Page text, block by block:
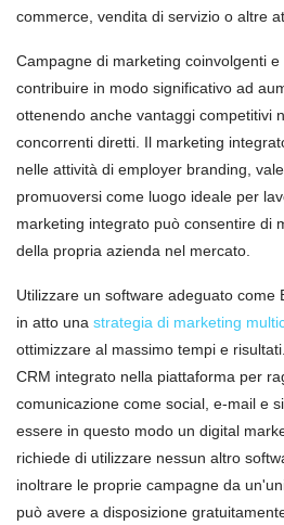
commerce, vendita di servizio o altre
Campagne di marketing coinvolgenti
contribuire in modo significativo ad
ottenendo anche vantaggi competitivi
concorrenti diretti. Il marketing
nelle attività di employer branding,
promuoversi come luogo ideale per
marketing integrato può consentire di
della propria azienda nel mercato.
Utilizzare un software adeguato come
in atto una strategia di marketing
ottimizzare al massimo tempi e
CRM integrato nella piattaforma per
comunicazione come social, e-mail e
essere in questo modo un digital
richiede di utilizzare nessun altro
inoltrare le proprie campagne da
può avere a disposizione